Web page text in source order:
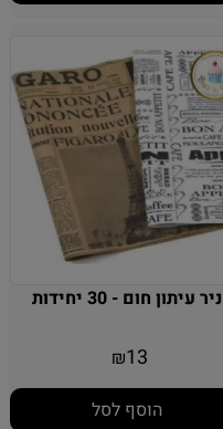
ניר עיתון חום - 30 יחידות
₪13
הוסף לסל